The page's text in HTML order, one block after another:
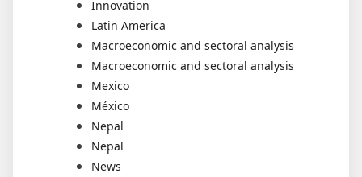
Innovation
Latin America
Macroeconomic and sectoral analysis
Macroeconomic and sectoral analysis
Mexico
México
Nepal
Nepal
News